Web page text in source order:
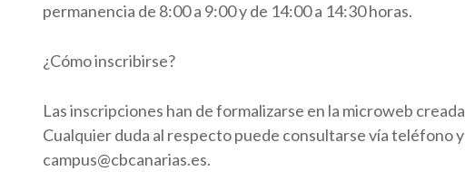
permanencia de 8:00 a 9:00 y de 14:00 a 14:30 horas.
¿Cómo inscribirse?
Las inscripciones han de formalizarse en la microweb
Cualquier duda al respecto puede consultarse vía teléfono
campus@cbcanarias.es.